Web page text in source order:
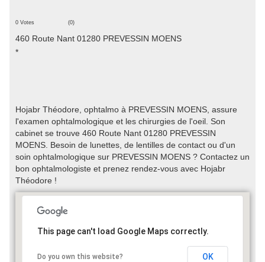
0 Votes (0)
460 Route Nant 01280 PREVESSIN MOENS
*
Hojabr Théodore, ophtalmo à PREVESSIN MOENS, assure
l'examen ophtalmologique et les chirurgies de l'oeil. Son
cabinet se trouve 460 Route Nant 01280 PREVESSIN
MOENS. Besoin de lunettes, de lentilles de contact ou d'un
soin ophtalmologique sur PREVESSIN MOENS ? Contactez un
bon ophtalmologiste et prenez rendez-vous avec Hojabr
Théodore !
This page can't load Google Maps correctly.
Do you own this website? OK